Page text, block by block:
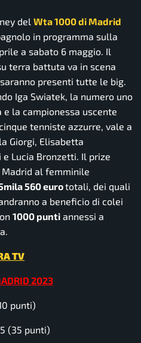
del Wta 1000 di Madrid
in programma sulla
a sabato 6 maggio. Il
terra battuta va in scena
presenti tutte le big.
Iga Swiatek, la numero uno
e la campionessa uscente
tenniste azzurre, vale a
Giorgi, Elisabetta
e Lucia Bronzetti. Il prize
al femminile
560 eurototali, dei quali
a beneficio di colei
1000 punti annessi a
TV
2023
punti)
(35 punti)